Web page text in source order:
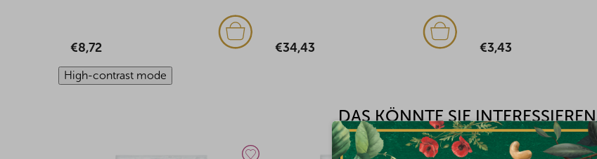
€34,43 €3,43 €1,54
High-contrast mode
DAS KÖNNTE SIE INTERESSIEREN